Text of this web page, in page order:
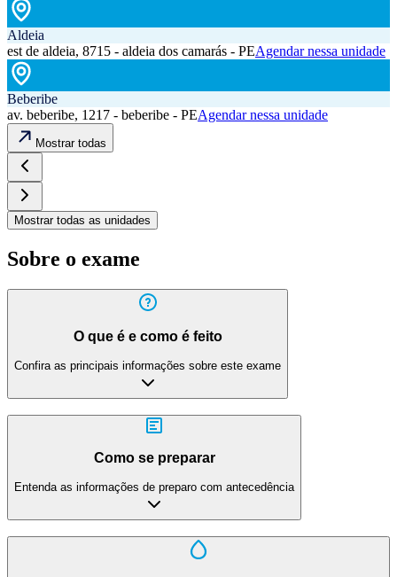
Aldeia
est de aldeia, 8715 - aldeia dos camarás - PEAgendar nessa unidade
Beberibe
av. beberibe, 1217 - beberibe - PEAgendar nessa unidade
Mostrar todas
Mostrar todas as unidades
Sobre o exame
O que é e como é feito
Confira as principais informações sobre este exame
Como se preparar
Entenda as informações de preparo com antecedência